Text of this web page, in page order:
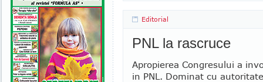
Editorial
PNL la rascruce
Apropierea Congresului a
in PNL. Dominat cu